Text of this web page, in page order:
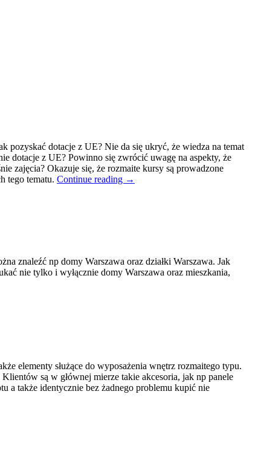
pozyskać dotacje z UE? Nie da się ukryć, że wiedza na temat
dotacje z UE? Powinno się zwrócić uwagę na aspekty, że
zajęcia? Okazuje się, że rozmaite kursy są prowadzone
tego tematu. Continue reading →
znaleźć np domy Warszawa oraz działki Warszawa. Jak
nie tylko i wyłącznie domy Warszawa oraz mieszkania,
elementy służące do wyposażenia wnętrz rozmaitego typu.
są w głównej mierze takie akcesoria, jak np panele
a także identycznie bez żadnego problemu kupić nie